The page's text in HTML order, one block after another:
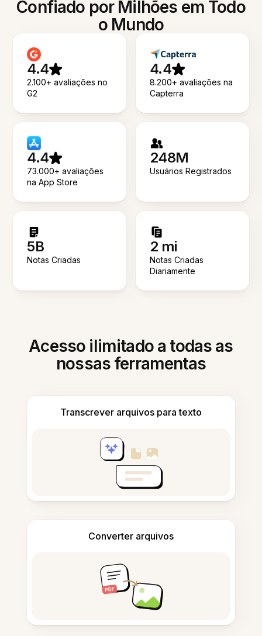
Confiado por Milhões em Todo
o Mundo
4.4
2.100+ avaliações no
G2
4.4
8.200+ avaliações na
Capterra
4.4
73.000+ avaliações
na App Store
248M
Usuários Registrados
5B
Notas Criadas
2 mi
Notas Criadas
Diariamente
Acesso ilimitado a todas as
nossas ferramentas
Transcrever arquivos para texto
Converter arquivos